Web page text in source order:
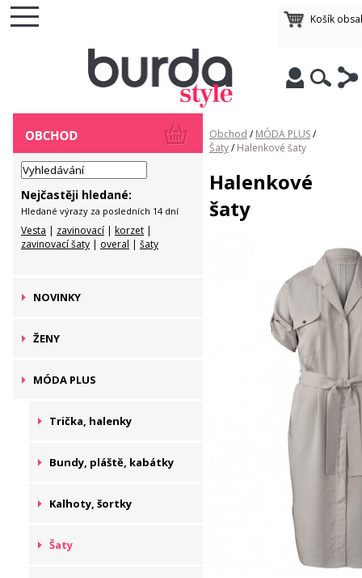
Košík
Nejčastěji hledané:
Hledané výrazy za posledních 14 dní
Vesta | zavinovací | korzet |
zavinovací šaty | overal | šaty
NOVINKY
ŽENY
MÓDA PLUS
Trička, halenky
Bundy, pláště, kabátky
Kalhoty, šortky
Šaty
Obchod / MÓDA PLUS/
Šaty/ Halenkové šaty
Halenkové
šaty